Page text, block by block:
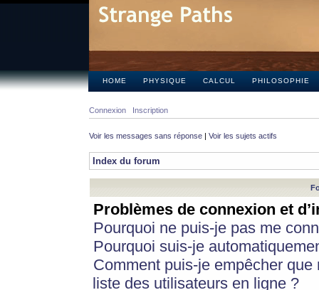
HOME PHYSIQUE CALCUL PHILOSOPHIE
Connexion Inscription
Voir les messages sans réponse | Voir les sujets actifs
Index du forum
Problèmes de connexion et
Pourquoi ne puis-je pas me
Pourquoi suis-je
Comment puis-je empêcher
liste des utilisateurs en ligne ?